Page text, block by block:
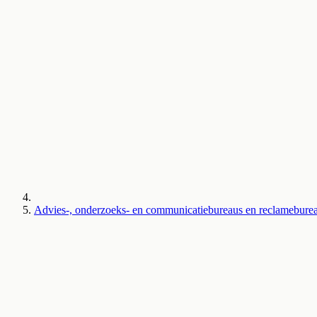
Advies-, onderzoeks- en communicatiebureaus en